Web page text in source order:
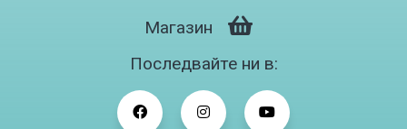
Магазин
Последвайте ни в: